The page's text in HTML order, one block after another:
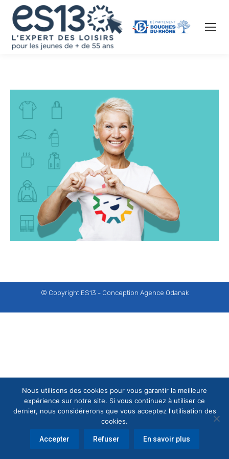
© Copyright ES13 - Conception Agence Odanak
Nous utilisons des cookies pour vous garantir la meilleure
expérience sur notre site. Si vous continuez à utiliser ce
dernier, nous considérerons que vous acceptez l'utilisation des
cookies.
Accepter Refuser En savoir plus